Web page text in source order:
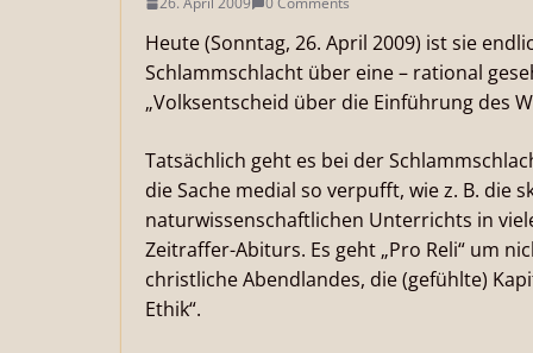
Heute (Sonntag, 26. April 2009) ist sie
Schlammschlacht über eine – rational
„Volksentscheid über die Einführung des
Tatsächlich geht es bei der
die Sache medial so verpufft, wie z. B. die
naturwissenschaftlichen Unterrichts in
Zeitraffer-Abiturs. Es geht „Pro Reli“ um
christliche Abendlandes, die (gefühlte)
Ethik“.